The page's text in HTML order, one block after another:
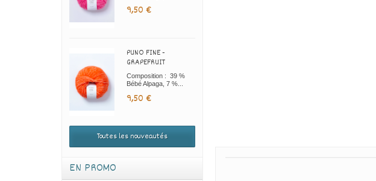
9,50 €
PUNO FINE -
GRAPEFRUIT
Composition : 39 %
Bébé Alpaga, 7 %...
9,50 €
Toutes les nouveautés
EN PROMO